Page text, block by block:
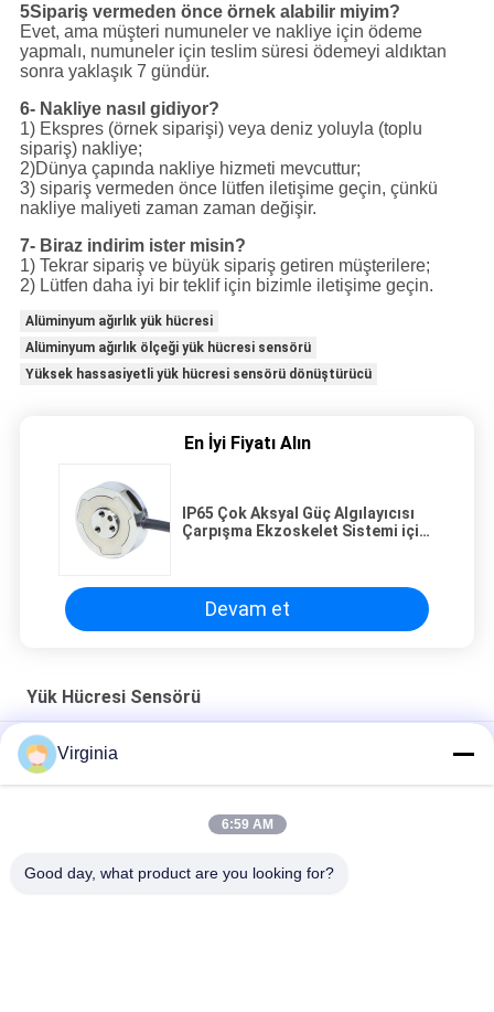
5Sipariş vermeden önce örnek alabilir miyim?
Evet, ama müşteri numuneler ve nakliye için ödeme
yapmalı, numuneler için teslim süresi ödemeyi aldıktan
sonra yaklaşık 7 gündür.
6- Nakliye nasıl gidiyor?
1) Ekspres (örnek siparişi) veya deniz yoluyla (toplu
sipariş) nakliye;
2)Dünya çapında nakliye hizmeti mevcuttur;
3) sipariş vermeden önce lütfen iletişime geçin, çünkü
nakliye maliyeti zaman zaman değişir.
7- Biraz indirim ister misin?
1) Tekrar sipariş ve büyük sipariş getiren müşterilere;
2) Lütfen daha iyi bir teklif için bizimle iletişime geçin.
Alüminyum ağırlık yük hücresi
Alüminyum ağırlık ölçeği yük hücresi sensörü
Yüksek hassasiyetli yük hücresi sensörü dönüştürücü
En İyi Fiyatı Alın
IP65 Çok Aksyal Güç Algılayıcısı
Çarpışma Ekzoskelet Sistemi için
Devam et
Yük Hücresi Sensörü
Basınç Yük Hücresi, Sütun tipi, 15 ton/30 ton/50 ton - 200 ton
Basınç Yük Hücresi, 300kg/500kg/2 ton/10 ton - 30 ton
Sıkıştırma yük hücresi, 300kg/1000kg/25 ton/50 ton ile 100
Virginia
6:59 AM
Good day, what product are you looking for?